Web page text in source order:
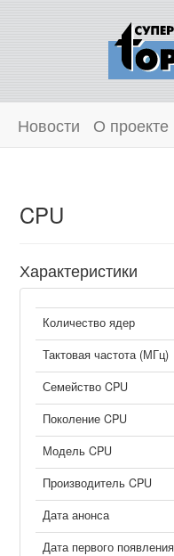
Новости О проекте
CPU
Характеристики
Количество ядер
Тактовая частота (МГц)
Семейство CPU
Поколение CPU
Модель CPU
Производитель CPU
Дата анонса
Дата первого